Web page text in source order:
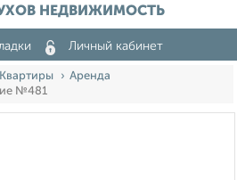
НЕДВИЖИМОСТЬ
Личный кабинет
Квартиры
Аренда
№481